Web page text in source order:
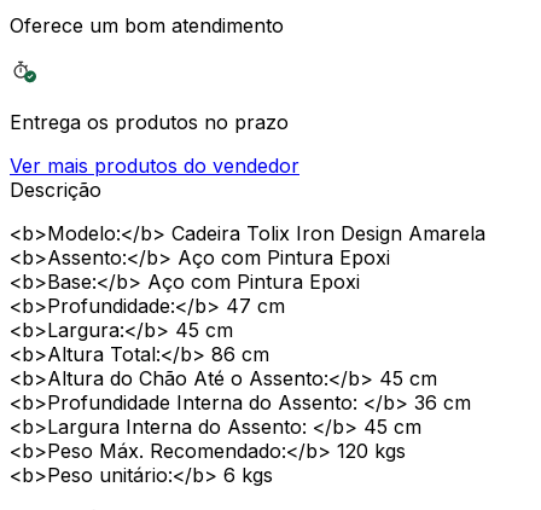
Oferece um bom atendimento
Entrega os produtos no prazo
Ver mais produtos do vendedor
Descrição
<b>Modelo:</b> Cadeira Tolix Iron Design Amarela
<b>Assento:</b> Aço com Pintura Epoxi
<b>Base:</b> Aço com Pintura Epoxi
<b>Profundidade:</b> 47 cm
<b>Largura:</b> 45 cm
<b>Altura Total:</b> 86 cm
<b>Altura do Chão Até o Assento:</b> 45 cm
<b>Profundidade Interna do Assento: </b> 36 cm
<b>Largura Interna do Assento: </b> 45 cm
<b>Peso Máx. Recomendado:</b> 120 kgs
<b>Peso unitário:</b> 6 kgs